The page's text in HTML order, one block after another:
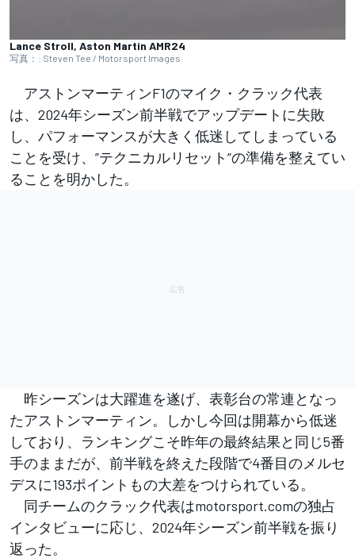
Lance Stroll, Aston Martin AMR24
写真：: Steven Tee / Motorsport Images
アストンマーティンF1のマイク・クラック代表
は、2024年シーズン前半戦でアップデートに失敗
し、パフォーマンスが大きく低迷してしまっている
ことを受け、”テクニカルリセット”の準備を整えてい
ることを明かした。
昨シーズンは大躍進を遂げ、表彰台の常連となっ
たアストンマーティン。しかし今回は開幕から低迷
しており、ランキングこそ昨年の最終結果と同じ5番
手のままだが、前半戦を終えた段階で4番目のメルセ
デスに193ポイントもの大差をつけられている。
同チームのクラック代表はmotorsport.comの独占
インタビューに応じ、2024年シーズン前半戦を振り
返った。